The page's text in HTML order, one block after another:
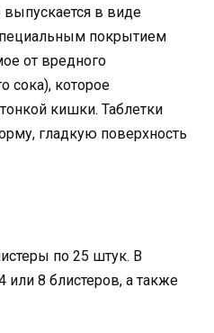
в виде
покрытием
от вредного
сока), которое
кишки. Таблетки
гладкую поверхность
по 25 штук. В
или 8 блистеров, а также